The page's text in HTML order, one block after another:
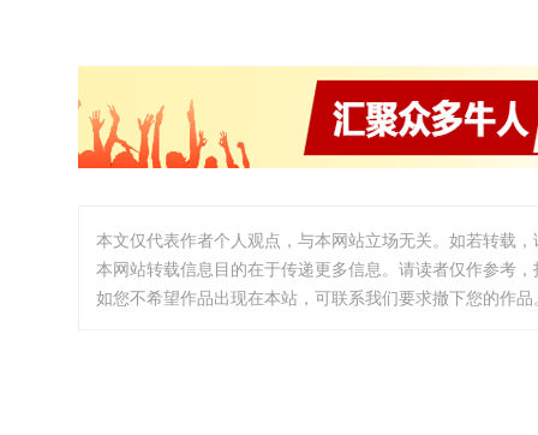
本文仅代表作者个人观点，与本网站立场无关。如若转载
本网站转载信息目的在于传递更多信息。请读者仅作参考
如您不希望作品出现在本站，可联系我们要求撤下您的作